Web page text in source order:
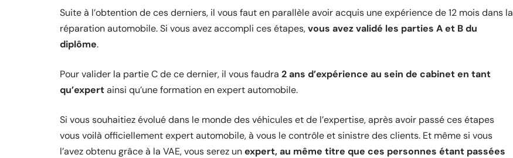
Suite à l’obtention de ces derniers, il vous faut en parallèle avoir acquis une expérience de 12 mois dans la
réparation automobile. Si vous avez accompli ces étapes,vous avez validé les parties A et B du
diplôme.
Pour valider la partie C de ce dernier, il vous faudra 2 ans d’expérience au sein de cabinet en tant
qu’expertainsi qu’une formation en expert automobile.
Si vous souhaitiez évolué dans le monde des véhicules et de l’expertise, après avoir passé ces étapes
vous voilà officiellement expert automobile, à vous le contrôle et sinistre des clients. Et même si vous
l’avez obtenu grâce à la VAE, vous serez unexpert, au même titre que ces personnes étant passées